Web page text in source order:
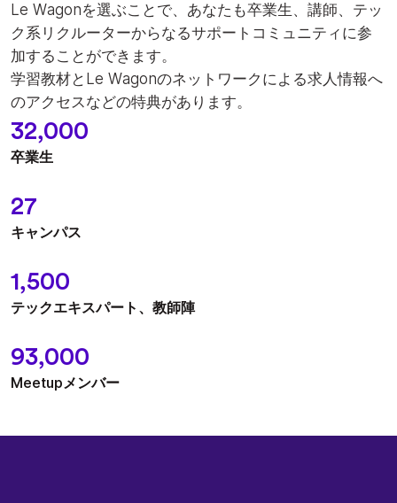
Le Wagonを選ぶことで、あなたも卒業⽣、講師、テッ
ク系リクルーターからなるサポートコミュニティに参
加することができます。
学習教材とLe Wagonのネットワークによる求⼈情報へ
のアクセスなどの特典があります。
32,000
卒業生
27
キャンパス
1,500
テックエキスパート、教師陣
93,000
Meetupメンバー